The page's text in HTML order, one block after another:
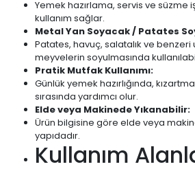
Yemek hazırlama, servis ve süzme
kullanım sağlar.
Metal Yan Soyacak / Patates
Patates, havuç, salatalık ve
meyvelerin soyulmasında
Pratik Mutfak Kullanımı:
Günlük yemek hazırlığında,
sırasında yardımcı olur.
Elde veya Makinede Yıkanabilir:
Ürün bilgisine göre elde veya
yapıdadır.
Kullanım